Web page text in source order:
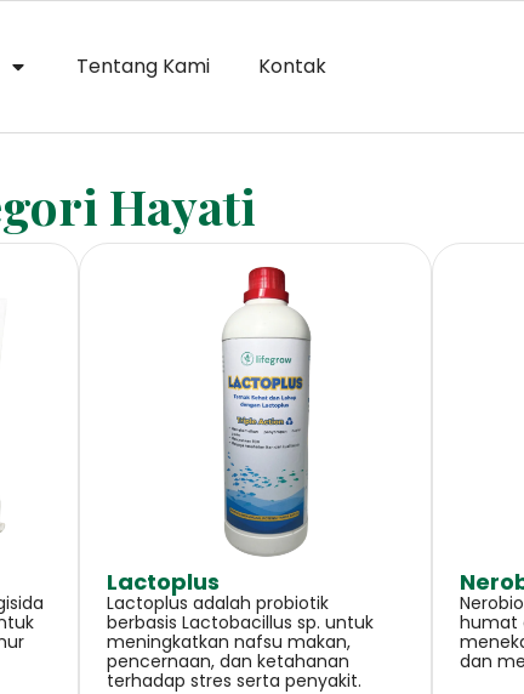
Tentang Kami Kontak
Hayati
Lactoplus​​
Lactoplus adalah probiotik
berbasis Lactobacillus sp. untuk
meningkatkan nafsu makan,
pencernaan, dan ketahanan
terhadap stres serta penyakit.​
humat
dan